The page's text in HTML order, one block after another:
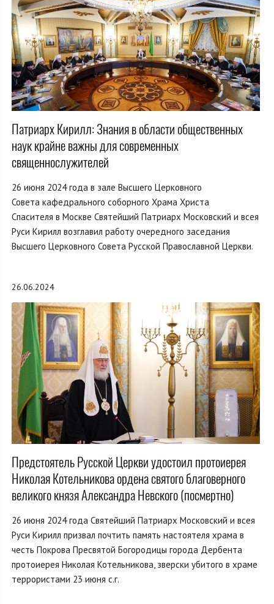
Патриарх Кирилл: Знания в области общественных
наук крайне важны для современных
священнослужителей
26 июня 2024 года в зале Высшего Церковного
Совета кафедрального соборного Храма Христа
Спасителя в Москве Святейший Патриарх Московский и всея
Руси Кирилл возглавил работу очередного заседания
Высшего Церковного Совета Русской Православной Церкви.
26.06.2024
Предстоятель Русской Церкви удостоил протоиерея
Николая Котельникова ордена святого благоверного
великого князя Александра Невского (посмертно)
26 июня 2024 года Святейший Патриарх Московский и всея
Руси Кирилл призвал почтить память настоятеля храма в
честь Покрова Пресвятой Богородицы города Дербента
протоиерея Николая Котельникова, зверски убитого в храме
террористами 23 июня с.г.